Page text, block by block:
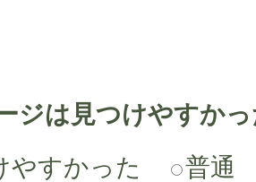
ジは見つけやすか
やすかった
普通